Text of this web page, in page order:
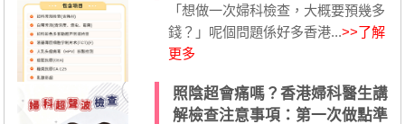
「想做一次婦科檢查，大概要預幾多
錢？」呢個問題係好多香港...>>了解
更多
照陰超會痛嗎？香港婦科醫生講
解檢查注意事項：第一次做點準